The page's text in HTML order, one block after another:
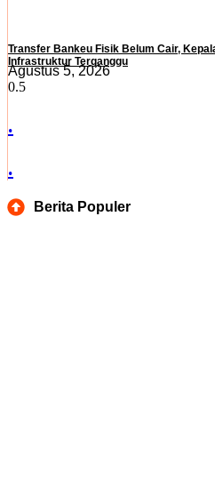
Transfer Bankeu Fisik Belum Cair,
Infrastruktur Terganggu
Agustus 5, 2026
.
.
Berita Populer